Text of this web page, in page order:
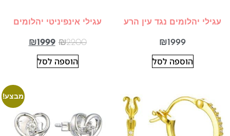
עגילי יהלומים נגד עין הרע
₪1999
הוספה לסל
עגילי אינפיניטי יהלומים
₪2200
₪1999
הוספה לסל
מבצע!